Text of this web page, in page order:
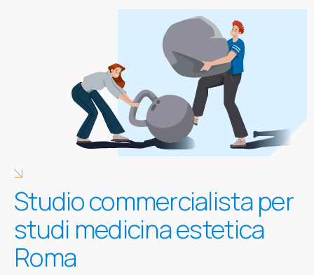
Studio commercialista per
studi medicina estetica
Roma